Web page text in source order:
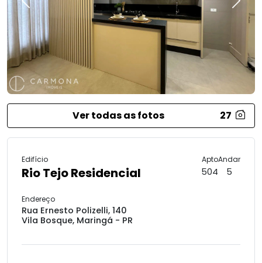
Previous Next
Ver todas as fotos 27
Edifício
Rio Tejo Residencial
Apto
504
Andar
5
Endereço
Rua Ernesto Polizelli, 140
Vila Bosque, Maringá - PR